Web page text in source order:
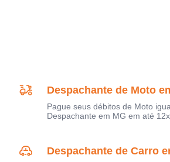
Despachante de Moto
Pague seus débitos de Moto
Despachante em MG em até
Despachante de Carro